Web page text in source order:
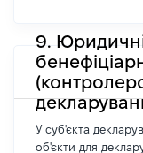
9.
У суб'єкта
об'єкти для